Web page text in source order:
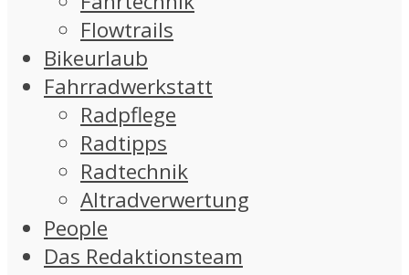
Flowtrails
Bikeurlaub
Fahrradwerkstatt
Radpflege
Radtipps
Radtechnik
Altradverwertung
People
Das Redaktionsteam